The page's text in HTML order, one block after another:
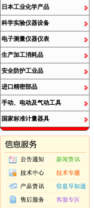
日本工业化学产品
科学实验仪器设备
电子测量仪器仪表
生产加工消耗品
安全防护工业品
进口精密部品
手动、电动及气动工具
国家标准计量器具